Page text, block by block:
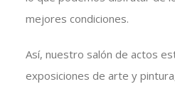
mejores condiciones.
Así, nuestro salón de actos
exposiciones de arte y